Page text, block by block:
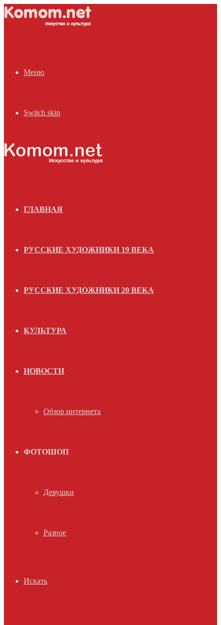
Меню
Switch skin
ГЛАВНАЯ
РУССКИЕ ХУДОЖНИКИ 19 ВЕКА
РУССКИЕ ХУДОЖНИКИ 20 ВЕКА
КУЛЬТУРА
НОВОСТИ
Обзор интернета
ФОТОШОП
Девушки
Разное
Искать